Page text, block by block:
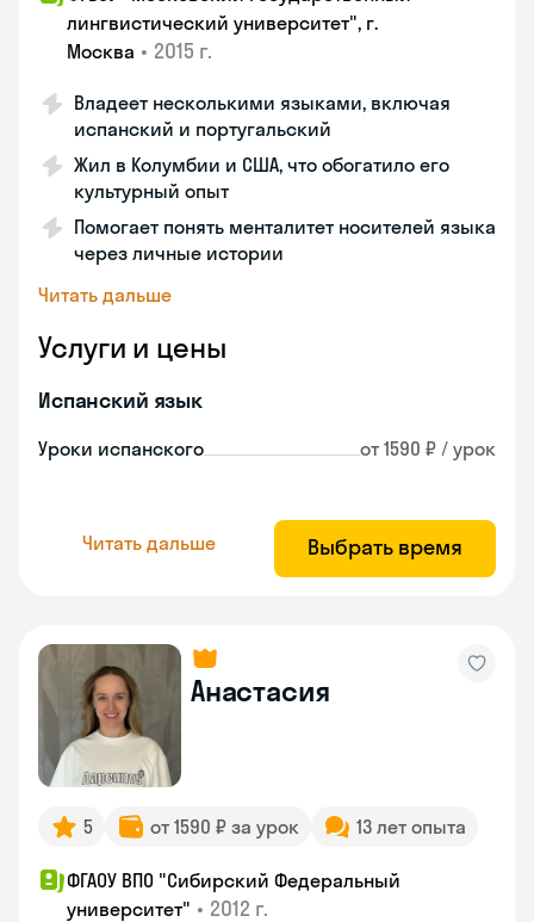
лингвистический университет", г.
Москва • 2015 г.
Владеет несколькими языками, включая
испанский и португальский
Жил в Колумбии и США, что обогатило его
культурный опыт
Помогает понять менталитет носителей языка
через личные истории
Читать дальше
Услуги и цены
Испанский язык
Уроки испанского от 1590 ₽ / урок
Читать дальше Выбрать время
Анастасия
5 от 1590 ₽ за урок 13 лет опыта
ФГАОУ ВПО "Сибирский Федеральный
университет" • 2012 г.